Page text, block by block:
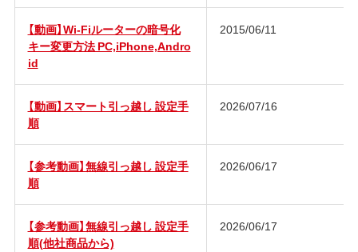
【動画】Wi-Fiルーターの暗号化
キー変更方法 PC,iPhone,Andro
id
2015/06/11
【動画】スマート引っ越し 設定手
順
2026/07/16
【参考動画】無線引っ越し 設定手
順
2026/06/17
【参考動画】無線引っ越し 設定手
順(他社商品から)
2026/06/17